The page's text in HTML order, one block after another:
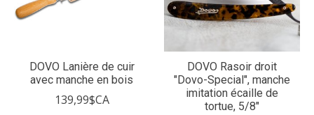
DOVO Lanière de cuir
avec manche en bois
139,99$CA
DOVO Rasoir droit
"Dovo-Special", manche
imitation écaille de
tortue, 5/8"